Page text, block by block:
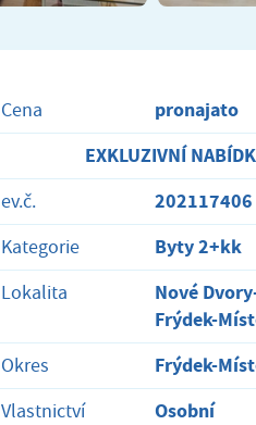
Cena
pronajato
EXKLUZIVNÍ
ev.č. 202117406
Kategorie Byty 2+kk
Lokalita
Nové
Frýdek-
Okres Frýdek-
Vlastnictví Osobní